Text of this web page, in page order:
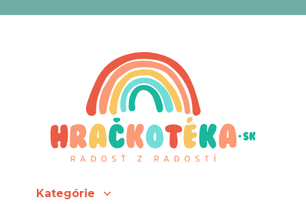
Kategórie